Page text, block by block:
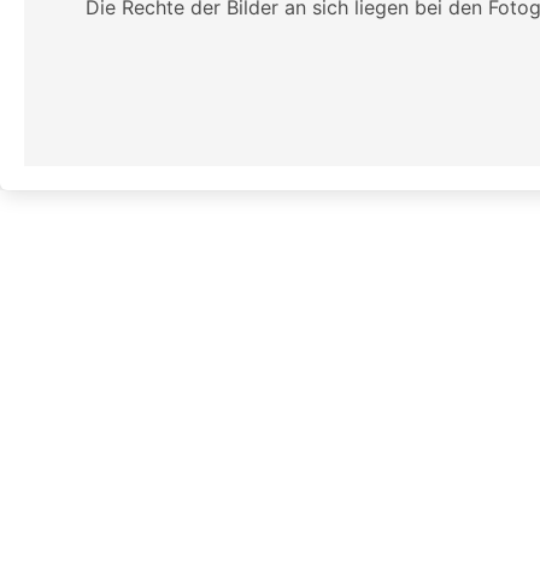
Die Rechte der Bilder an sich liegen bei den